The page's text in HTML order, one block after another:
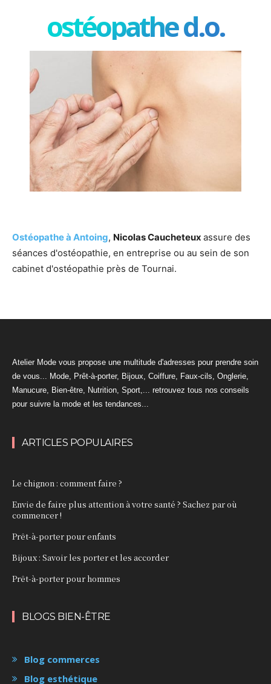
ostéopathe d.o.
Ostéopathe à Antoing, Nicolas Caucheteux assure des
séances d'ostéopathie, en entreprise ou au sein de son
cabinet d'ostéopathie près de Tournai.
Atelier Mode vous propose une multitude d'adresses pour prendre soin
de vous... Mode, Prêt-à-porter, Bijoux, Coiffure, Faux-cils, Onglerie,
Manucure, Bien-être, Nutrition, Sport,... retrouvez tous nos conseils
pour suivre la mode et les tendances...
ARTICLES POPULAIRES
Le chignon : comment faire ?
Envie de faire plus attention à votre santé ? Sachez par où
commencer !
Prêt-à-porter pour enfants
Bijoux : Savoir les porter et les accorder
Prêt-à-porter pour hommes
BLOGS BIEN-ÊTRE
Blog commerces
Blog esthétique